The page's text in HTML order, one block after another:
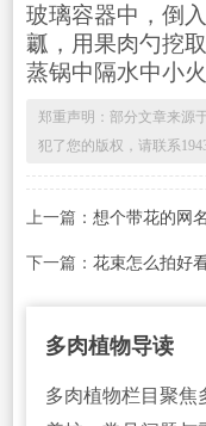
玻璃容器中，倒
瓤，用果肉勺挖
蒸锅中隔水中小
郑重声明：部分文章来源
犯了您的版权，请联系
上一篇： 想个带花的网
下一篇： 花束怎么拍好
多肉植物导读
多肉植物栏目聚焦